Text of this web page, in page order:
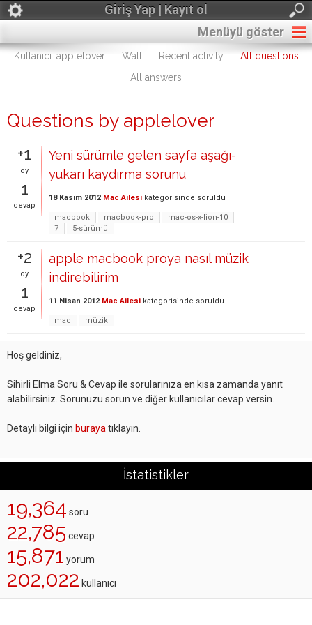
Giriş Yap | Kayıt ol
Menüyü göster
Kullanıcı: applelover Wall Recent activity
All questions
All answers
Questions by applelover
+1
oy
1
cevap
Yeni sürümle gelen sayfa aşağı-
yukarı kaydırma sorunu
18 Kasım 2012 Mac Ailesi kategorisinde soruldu
macbook macbook-pro
mac-os-x-lion-10
7
5-sürümü
+2
oy
1
cevap
apple macbook proya nasıl müzik
indirebilirim
11 Nisan 2012 Mac Ailesi kategorisinde soruldu
mac müzik
Hoş geldiniz,
Sihirli Elma Soru & Cevap ile sorularınıza en kısa zamanda yanıt
alabilirsiniz. Sorunuzu sorun ve diğer kullanıcılar cevap versin.
Detaylı bilgi için buraya tıklayın.
İstatistikler
19,364 soru
22,785 cevap
15,871 yorum
202,022 kullanıcı